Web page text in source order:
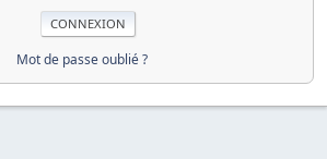
Mot de passe oublié ?